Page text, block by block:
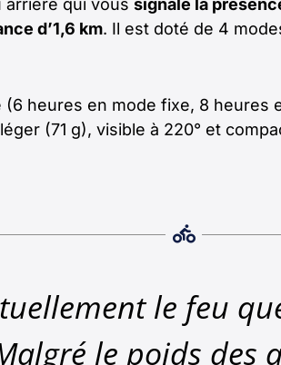
arrière qui vous signale la
d’1,6 km. Il est doté de 4
heures en mode fixe, 8
(71 g), visible à 220° et
le feu
le poids des